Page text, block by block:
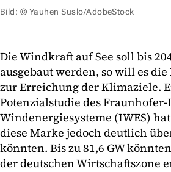
Bild: © Yauhen Suslo/AdobeStock
Die Windkraft auf See soll bis
ausgebaut werden, so will es
zur Erreichung der Klimaziele.
Potenzialstudie des
Windenergiesysteme (IWES)
diese Marke jedoch deutlich
könnten. Bis zu 81,6 GW
der deutschen Wirtschaftszone